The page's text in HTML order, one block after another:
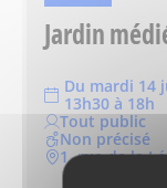
Jardin
Du mardi 14
13h30 à 18h
Tout public
Non précisé
1, rue de la